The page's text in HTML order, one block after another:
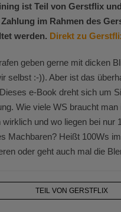
ist Teil von Gerstflix
im Rahmen des
werden. Direkt zu
geben gerne mit dicken
selbst :-)). Aber ist das
e-Book dreht sich um
Wie viele WS braucht man
wirklich und wo liegen bei nur
Machbaren? Heißt 100Ws
oder geht auch mal die
TEIL VON GERSTFLIX